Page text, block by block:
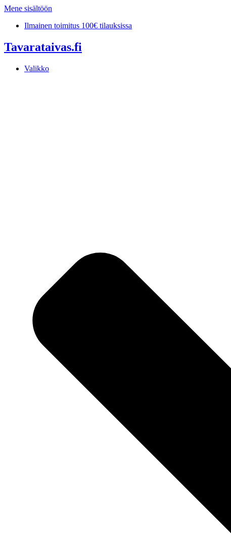
Mene sisältöön
Ilmainen toimitus 100€ tilauksissa
Tavarataivas.fi
Valikko